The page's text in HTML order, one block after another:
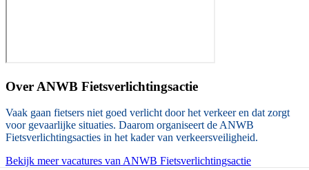
Over ANWB Fietsverlichtingsactie
Vaak gaan fietsers niet goed verlicht door het verkeer en dat zorgt
voor gevaarlijke situaties. Daarom organiseert de ANWB
Fietsverlichtingsacties in het kader van verkeersveiligheid.
Bekijk meer vacatures van ANWB Fietsverlichtingsactie